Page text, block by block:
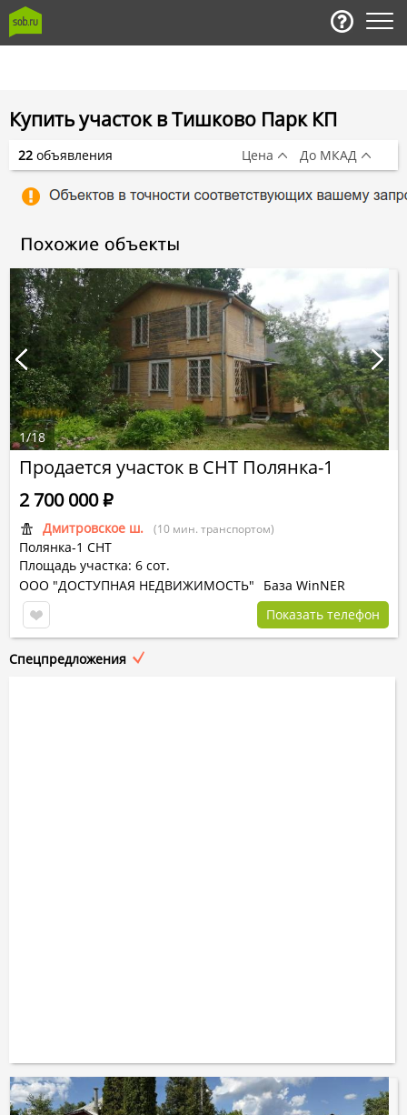
Купить участок в Тишково Парк КП
Продается участок в СНТ Полянка-1
Дмитровское ш. (10 мин. транспортом)
Полянка-1 СНТ
Площадь участка: 6 сот.
2 700 000Р
ООО "ДОСТУПНАЯ НЕДВИЖИМОСТЬ"
База WinNER
Показать телефон
1/18
Спецпредложения
22 объявления Цена До МКАД